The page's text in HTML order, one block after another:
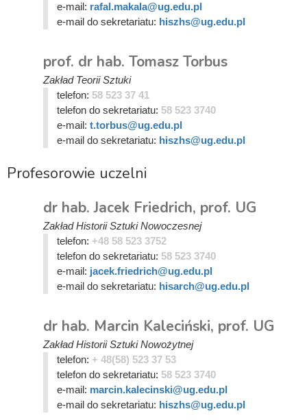
e-mail: rafal.makala@ug.edu.pl
e-mail do sekretariatu: hiszhs@ug.edu.pl
prof. dr hab. Tomasz Torbus
Zakład Teorii Sztuki
telefon: 58 523 37 41
telefon do sekretariatu: 58 523 3740
e-mail: t.torbus@ug.edu.pl
e-mail do sekretariatu: hiszhs@ug.edu.pl
Profesorowie uczelni
dr hab. Jacek Friedrich, prof. UG
Zakład Historii Sztuki Nowoczesnej
telefon: +48 58 523 3752
telefon do sekretariatu: 58 523 3740
e-mail: jacek.friedrich@ug.edu.pl
e-mail do sekretariatu: hisarch@ug.edu.pl
dr hab. Marcin Kaleciński, prof. UG
Zakład Historii Sztuki Nowożytnej
telefon: + 48(58) 523 37 53
telefon do sekretariatu: 58 523 3740
e-mail: marcin.kalecinski@ug.edu.pl
e-mail do sekretariatu: hiszhs@ug.edu.pl